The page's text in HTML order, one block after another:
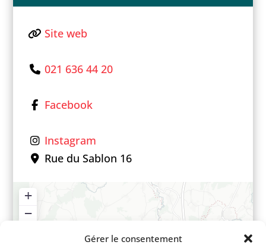
Gérer le consentement
Site web
021 636 44 20
Facebook
Instagram
Rue du Sablon 16
+
−